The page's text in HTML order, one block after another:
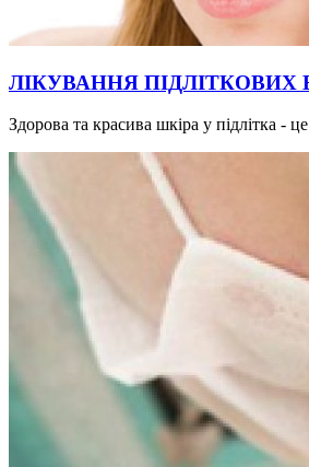
ЛІКУВАННЯ ПІДЛІТКОВИХ
Здорова та красива шкіра у підлітка -